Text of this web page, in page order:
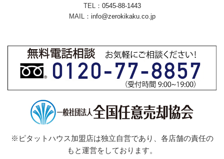
TEL： 0545-88-1443
MAIL： info@zerokikaku.co.jp
※ピタットハウス加盟店は独立自営であり、各店舗の責任の
もと運営をしております。